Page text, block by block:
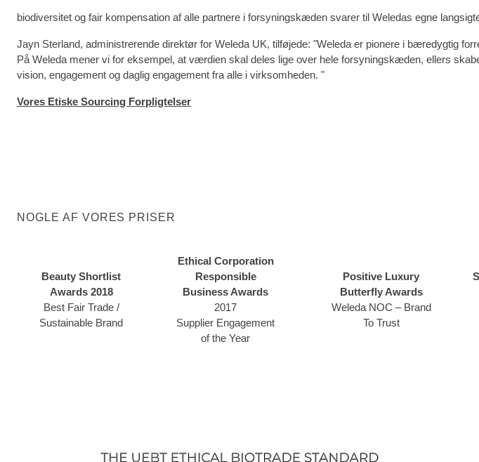
biodiversitet og fair kompensation af alle partnere i forsyningskæden svarer til Weledas egne
Jayn Sterland, administrerende direktør for Weleda UK, tilføjede: "Weleda er pionere i bæredygtig
På Weleda mener vi for eksempel, at værdien skal deles lige over hele forsyningskæden, ellers
vision, engagement og daglig engagement fra alle i virksomheden. "
Vores Etiske Sourcing Forpligtelser
NOGLE AF VORES PRISER
Beauty Shortlist
Awards 2018
Best Fair Trade /
Sustainable Brand
Ethical Corporation
Responsible
Business Awards
2017
Supplier Engagement
of the Year
Positive Luxury
Butterfly Awards
Weleda NOC – Brand
To Trust